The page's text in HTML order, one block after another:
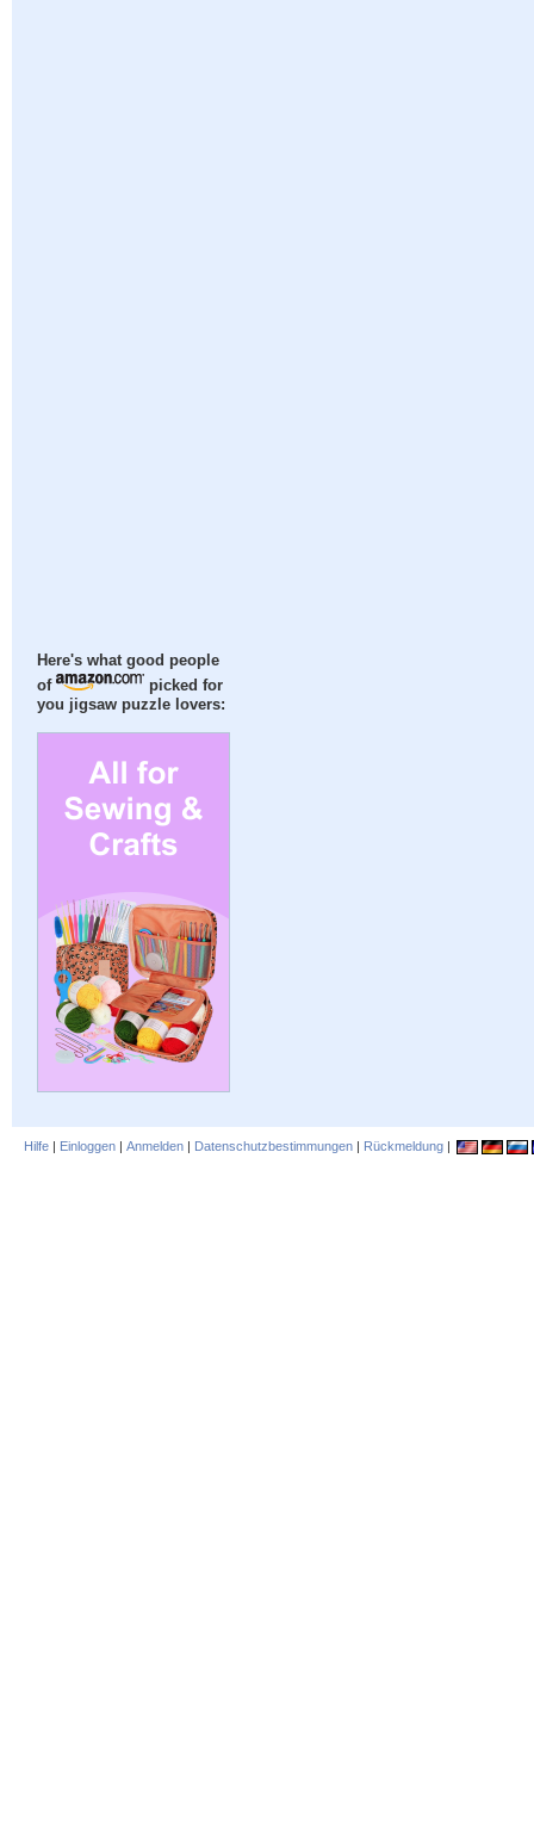
Here's what good people
of
picked for
you jigsaw puzzle lovers:
Hilfe | Einloggen | Anmelden | Datenschutzbestimmungen | Rückmeldung |